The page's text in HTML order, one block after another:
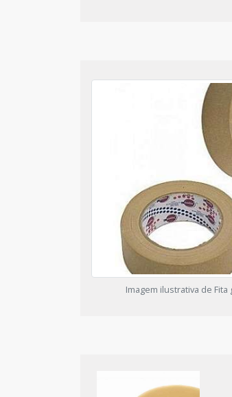
Imagem ilustrativa de